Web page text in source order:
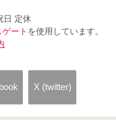
日 定休
ート を使用しています。
X (twitter)